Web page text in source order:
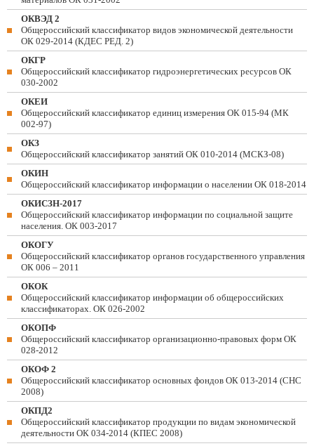
ОКВЭД 2
Общероссийский классификатор видов экономической деятельности
ОК 029-2014 (КДЕС РЕД. 2)
ОКГР
Общероссийский классификатор гидроэнергетических ресурсов ОК
030-2002
ОКЕИ
Общероссийский классификатор единиц измерения ОК 015-94 (МК
002-97)
ОКЗ
Общероссийский классификатор занятий ОК 010-2014 (МСКЗ-08)
ОКИН
Общероссийский классификатор информации о населении ОК 018-2014
ОКИСЗН-2017
Общероссийский классификатор информации по социальной защите
населения. ОК 003-2017
ОКОГУ
Общероссийский классификатор органов государственного управления
ОК 006 – 2011
ОКОК
Общероссийский классификатор информации об общероссийских
классификаторах. ОК 026-2002
ОКОПФ
Общероссийский классификатор организационно-правовых форм ОК
028-2012
ОКОФ 2
Общероссийский классификатор основных фондов ОК 013-2014 (СНС
2008)
ОКПД2
Общероссийский классификатор продукции по видам экономической
деятельности ОК 034-2014 (КПЕС 2008)